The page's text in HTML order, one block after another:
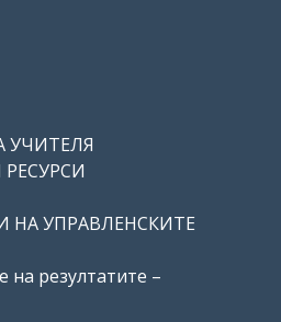
УЧИТЕЛЯ
НА УПРАВЛЕНСКИТЕ
на резултатите –